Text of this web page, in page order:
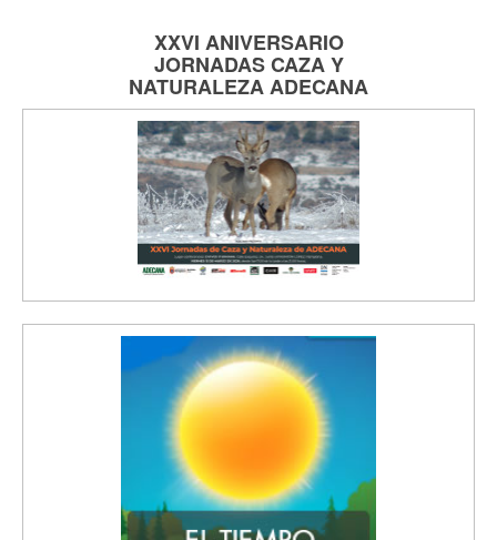
XXVI ANIVERSARIO
JORNADASCAZA Y
NATURALEZAADECANA